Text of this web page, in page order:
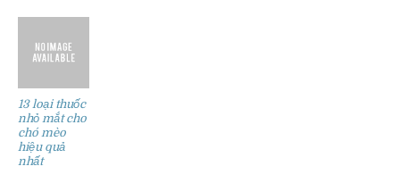
13 loại thuốc
nhỏ mắt cho
chó mèo
hiệu quả
nhất